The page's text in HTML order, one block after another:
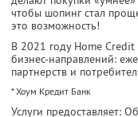
чтобы шопинг стал
это возможность!
В 2021 году Home
бизнес-направлений:
партнерств и
* Хоум Кредит Банк
Услуги предоставляет: